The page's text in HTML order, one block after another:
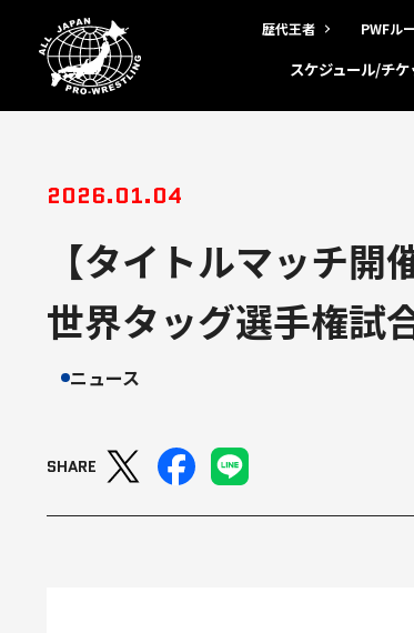
歴代王者 PWFル
スケジュール/チケ
2026.01.04
【タイトルマッチ
世界タッグ選手権試
ニュース
SHARE